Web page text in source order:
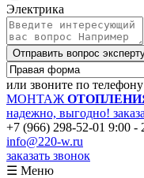
Электрика
Отправить вопрос
или звоните по телефону
МОНТАЖ
надежно, выгодно!
+7 (966) 298-52-01 9:00 -
info@220-w.ru
заказать звонок
☰ Меню